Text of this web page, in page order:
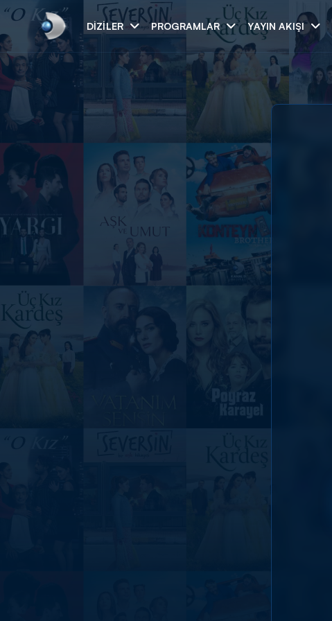
DIZILER PROGRAMLAR YAYIN AKIŞI
Arama
ARAMA SONUÇLARI